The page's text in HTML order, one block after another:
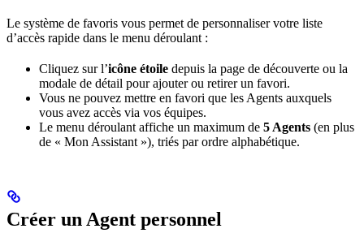
Le système de favoris vous permet de personnaliser votre liste
d’accès rapide dans le menu déroulant :
Cliquez sur l’icône étoile depuis la page de découverte ou la
modale de détail pour ajouter ou retirer un favori.
Vous ne pouvez mettre en favori que les Agents auxquels
vous avez accès via vos équipes.
Le menu déroulant affiche un maximum de 5 Agents (en plus
de « Mon Assistant »), triés par ordre alphabétique.
Créer un Agent personnel